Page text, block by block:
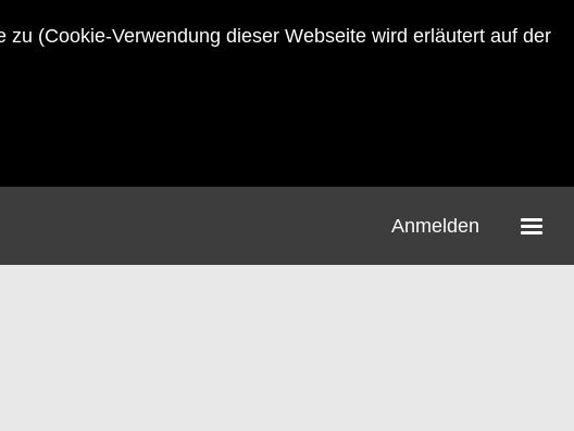
(Cookie-Verwendung dieser Webseite wird erläutert auf der
Anmelden